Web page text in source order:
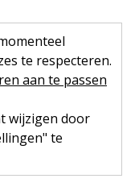
te respecteren.
aan te passen
wijzigen door
te